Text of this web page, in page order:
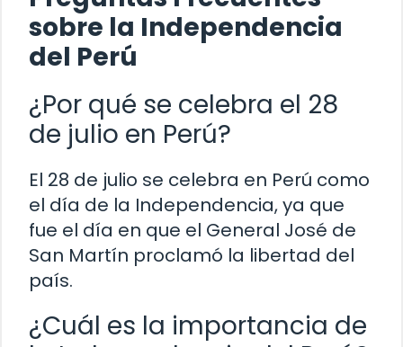
sobre la Independencia
del Perú
¿Por qué se celebra el 28
de julio en Perú?
El 28 de julio se celebra en Perú como
el día de la Independencia, ya que
fue el día en que el General José de
San Martín proclamó la libertad del
país.
¿Cuál es la importancia de